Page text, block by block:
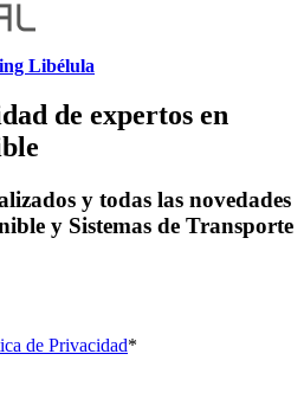
Libélula
de expertos en
y todas las novedades
y Sistemas de Transporte
de Privacidad*